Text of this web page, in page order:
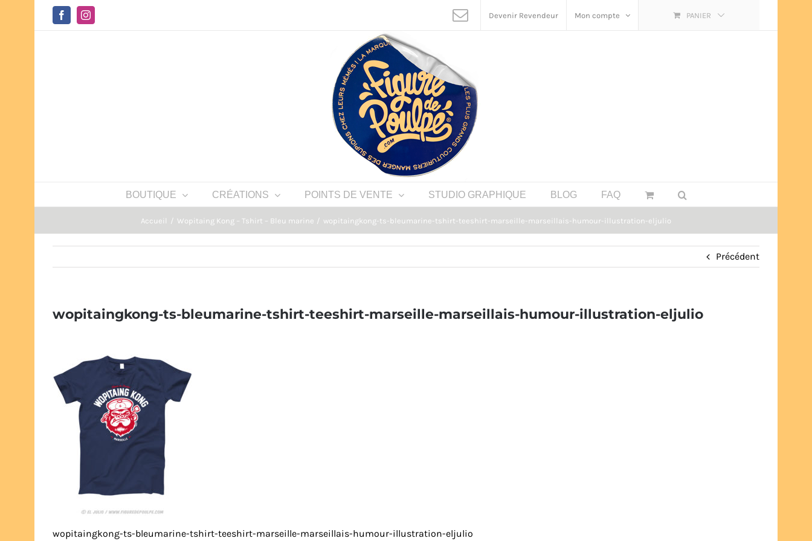
FacebookInstagram Devenir Revendeur Mon compte PANIER
BOUTIQUE CRÉATIONS POINTS DE VENTE STUDIO GRAPHIQUE BLOG FAQ
Accueil Wopitaing Kong – Tshirt – Bleu marine wopitaingkong-ts-bleumarine-tshirt-teeshirt-marseille-marseillais-humour-illustration-eljulio
Précédent
wopitaingkong-ts-bleumarine-tshirt-teeshirt-marseille-marseillais-humour-illustration-eljulio
wopitaingkong-ts-bleumarine-tshirt-teeshirt-marseille-marseillais-humour-illustration-eljulio